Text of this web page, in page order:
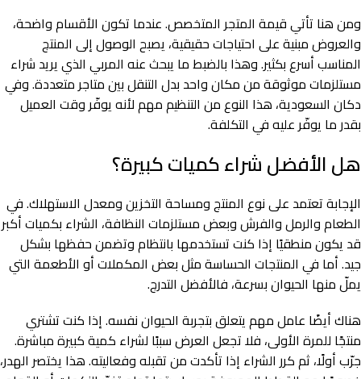
ومن هنا تأتي قيمة المتجر المتخصص. عندما تكون الأقسام واضحة،
والعروض مبنية على احتياجات حقيقية، يصبح الوصول إلى المنتج
المناسب أسرع بكثير. وهذا بالضبط ما يبحث عنه المربي الذي يريد شراء
مستلزمات موثوقة من مكان واحد بدل التنقل بين متاجر متعددة. وفي
دكان السعودية، هذا النوع من التنظيم مهم لأنه يوفّر وقت العميل
بقدر ما يوفّر عليه في التكلفة.
هل الأفضل شراء كميات كبيرة؟
الإجابة تعتمد على نوع المنتج ومساحة التخزين ومعدل الاستهلاك. في
الطعام والرمل والفرش وبعض مستلزمات النظافة، الشراء بكميات أكبر
قد يكون منطقيًا إذا كنت تستخدمها بانتظام وتضمن حفظها بشكل
جيد. أما في المنتجات الحساسة مثل بعض المكملات أو الأطعمة التي
يملّ منها الحيوان بسرعة، فالأفضل التدرج.
هناك أيضًا عامل مهم يتعلق بتجربة الحيوان نفسه. إذا كنت تشتري
منتجًا للمرة الأولى، فلا تجعل العرض سببًا لشراء كمية كبيرة مباشرة.
جرّب أولًا، ثم كرر الشراء إذا تأكدت من تقبله وفعاليته. هذا يختصر الهدر،